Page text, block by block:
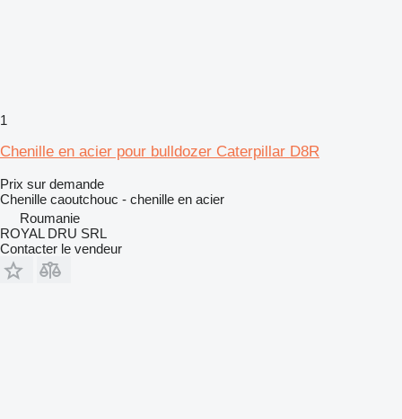
1
Chenille en acier pour bulldozer Caterpillar D8R
Prix sur demande
Chenille caoutchouc - chenille en acier
Roumanie
ROYAL DRU SRL
Contacter le vendeur